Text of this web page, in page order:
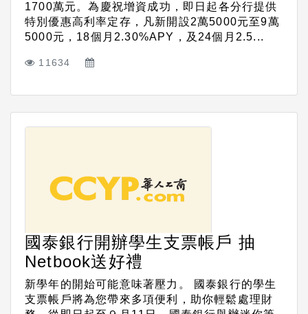
1700萬元。為慶祝增資成功，即日起各分行提供
特別優惠高利率定存，凡新開設2萬5000元至9萬
5000元，18個月2.30%APY，及24個月2.5...
11634
國泰銀行開辦學生支票帳戶 抽
Netbook送好禮
新學年的開始可能意味著壓力。 國泰銀行的學生
支票帳戶將為您帶來多項便利，助你輕鬆處理財